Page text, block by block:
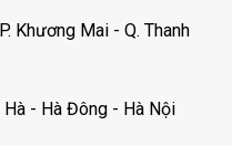
Khương Mai - Q. Thanh
- Hà Đông - Hà Nội